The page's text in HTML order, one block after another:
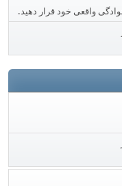
واقعی خود قرار دهید.